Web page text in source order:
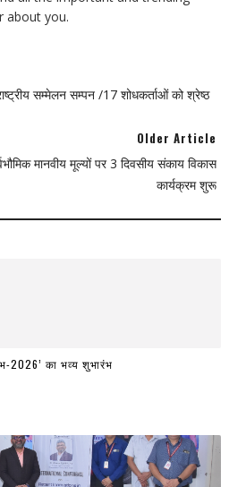
about you.
सम्मेलन सम्पन /17 शोधकर्ताओं को श्रेष्ठ
Older Article
मानवीय मूल्यों पर 3 दिवसीय संकाय विकास
कार्यक्रम शुरू
2026’ का भव्य शुभारंभ